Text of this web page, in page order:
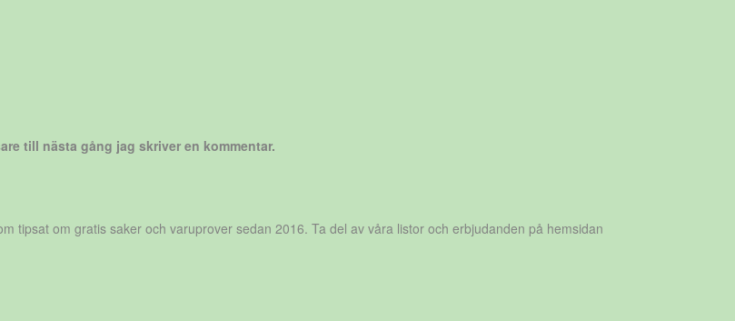
till nästa gång jag skriver en kommentar.
tipsat om gratis saker och varuprover sedan 2016. Ta del av våra listor och erbjudanden på hemsidan